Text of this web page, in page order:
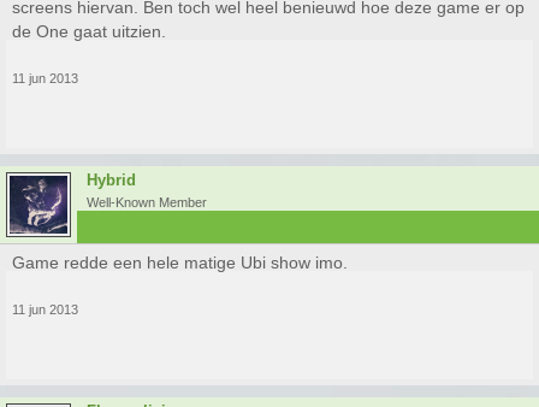
screens hiervan. Ben toch wel heel benieuwd hoe deze game er op
de One gaat uitzien.
11 jun 2013
Hybrid
Well-Known Member
Game redde een hele matige Ubi show imo.
11 jun 2013